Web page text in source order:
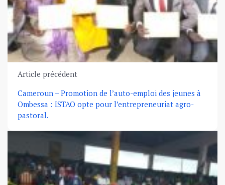
Article précédent
Cameroun – Promotion de l’auto-emploi des jeunes à
Ombessa : ISTAO opte pour l’entrepreneuriat agro-
pastoral.